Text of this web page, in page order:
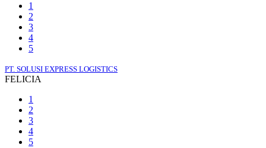
1
2
3
4
5
PT. SOLUSI EXPRESS LOGISTICS
FELICIA
1
2
3
4
5